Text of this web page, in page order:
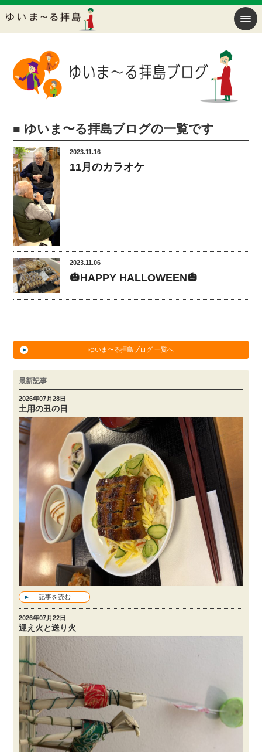
■ ゆいま〜る拝島ブログの一覧です
2023.11.16
11月のカラオケ
2023.11.06
🎃HAPPY HALLOWEEN🎃
ゆいま〜る拝島ブログ 一覧へ
最新記事
2026年07月28日
土用の丑の日
記事を読む
2026年07月22日
迎え火と送り火